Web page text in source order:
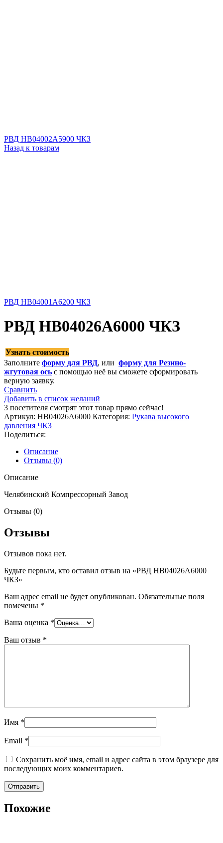
РВД HB04002A5900 ЧКЗ
Назад к товарам
РВД HB04001A6200 ЧКЗ
РВД HB04026A6000 ЧКЗ
Узнать стоимость
Заполните форму для РВД, или форму для Резино-
жгутовая ось с помощью неё вы сможете сформировать
верную заявку.
Сравнить
Добавить в список желаний
3 посетителя смотрят этот товар прямо сейчас!
Артикул: HB04026A6000 Категория: Рукава высокого
давления ЧКЗ
Поделиться:
Описание
Отзывы (0)
Описание
Челябинский Компрессорный Завод
Отзывы (0)
Отзывы
Отзывов пока нет.
Будьте первым, кто оставил отзыв на «РВД HB04026A6000
ЧКЗ»
Ваш адрес email не будет опубликован. Обязательные поля
помечены *
Ваша оценка *
Ваш отзыв *
Имя *
Email *
Сохранить моё имя, email и адрес сайта в этом браузере для
последующих моих комментариев.
Похожие